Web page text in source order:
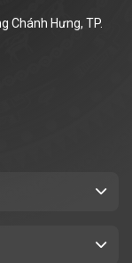
khu vực
chuyên
sáng
Chánh Hưng, TP.